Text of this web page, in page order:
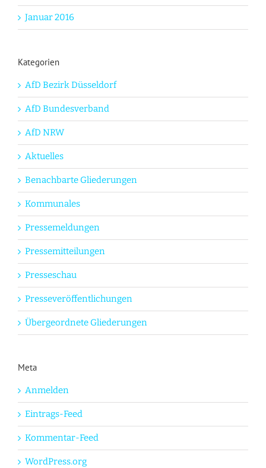
Januar 2016
Kategorien
AfD Bezirk Düsseldorf
AfD Bundesverband
AfD NRW
Aktuelles
Benachbarte Gliederungen
Kommunales
Pressemeldungen
Pressemitteilungen
Presseschau
Presseveröffentlichungen
Übergeordnete Gliederungen
Meta
Anmelden
Eintrags-Feed
Kommentar-Feed
WordPress.org